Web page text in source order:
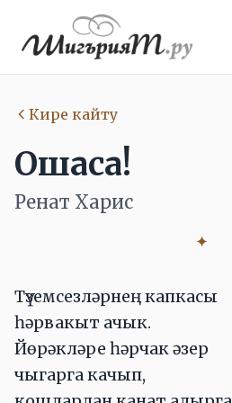
Кире кайту
Ошаса!
Ренат Харис
✦
Түземсезләрнең капкасы
һәрвакыт ачык.
Йөрәкләре һәрчак әзер
чыгарга качып,